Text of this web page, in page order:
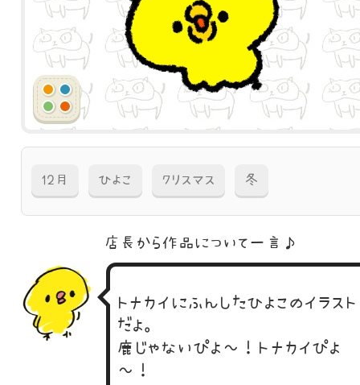
12月 ひよこ クリスマス 冬
店長から作品に ついて一言♪
トナカイにふんしたひよこのイラスト
だよ。
鹿じゃないぴよ～！トナカイぴよ
～！